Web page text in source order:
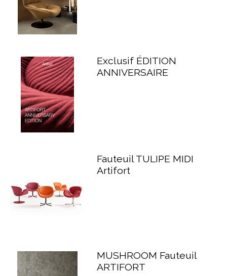
Exclusif ÉDITION
ANNIVERSAIRE
Fauteuil TULIPE MIDI
Artifort
MUSHROOM Fauteuil
ARTIFORT